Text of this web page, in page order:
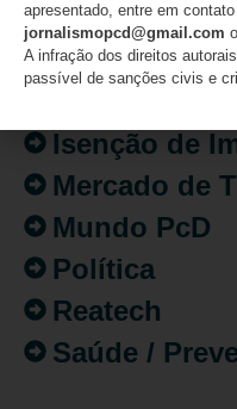
Destaques
Fatos
Isenção de
Mercado de
Mundo PcD
Política
Reatech
Saúde /
apresentado, entre em
jornalismopcd@gmail.com
A infração dos direitos
passível de sanções civis e